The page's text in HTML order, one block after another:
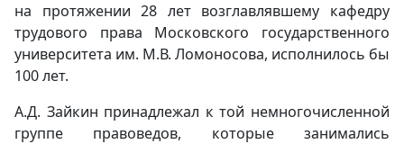
на протяжении 28 лет возглавлявшему кафедру
трудового права Московского государственного
университета им. М.В. Ломоносова, исполнилось бы
100 лет.
А.Д. Зайкин принадлежал к той немногочисленной
группе правоведов, которые занимались